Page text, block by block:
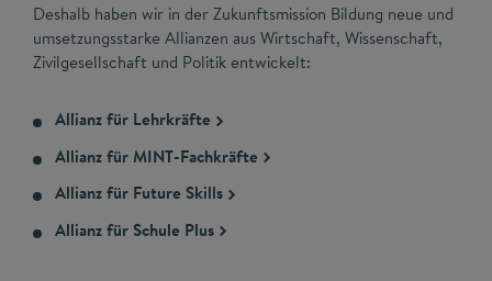
Deshalb haben wir in der Zukunftsmission Bildung neue und
umsetzungsstarke Allianzen aus Wirtschaft, Wissenschaft,
Zivilgesellschaft und Politik entwickelt:
Allianz für Lehrkräfte
Allianz für MINT-Fachkräfte
Allianz für Future Skills
Allianz für Schule Plus